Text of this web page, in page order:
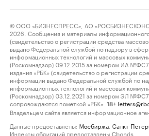
© ООО «БИЗНЕСПРЕСС», АО
2026. Сообщения и материалы информационного
(свидетельство о регистрации средства
выдано Федеральной службой по надзору в
информационных технологий и массовых
(Роскомнадзор) 09.12.2015 за номером ИА
издания «РБК» (свидетельство о регистрации
информации выдано Федеральной службой по
информационных технологий и массовых
(Роскомнадзор) 03.12.2021 за номером ЭЛ
сопровождаются пометкой «РБК».
18+
Владельцем сайта является информационное
Данные предоставлены: Мосбиржа Санкт-
Индексы облигаций предоставлены Cbonds.